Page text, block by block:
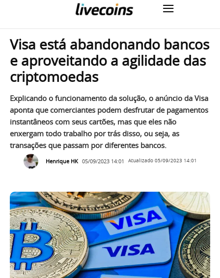
Visa está abandonando bancos
e aproveitando a agilidade das
criptomoedas
Explicando o funcionamento da solução, o anúncio da Visa
aponta que comerciantes podem desfrutar de pagamentos
instantâneos com seus cartões, mas que eles não
enxergam todo trabalho por trás disso, ou seja, as
transações que passam por diferentes bancos.
Henrique HK 05/09/2023 14:01 Atualizado 05/09/2023 14:01